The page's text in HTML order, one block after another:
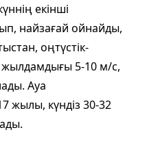
екінші
найзағай ойнайды,
оңтүстік-
жылдамдығы 5-10 м/с,
Ауа
жылы, күндіз 30-32